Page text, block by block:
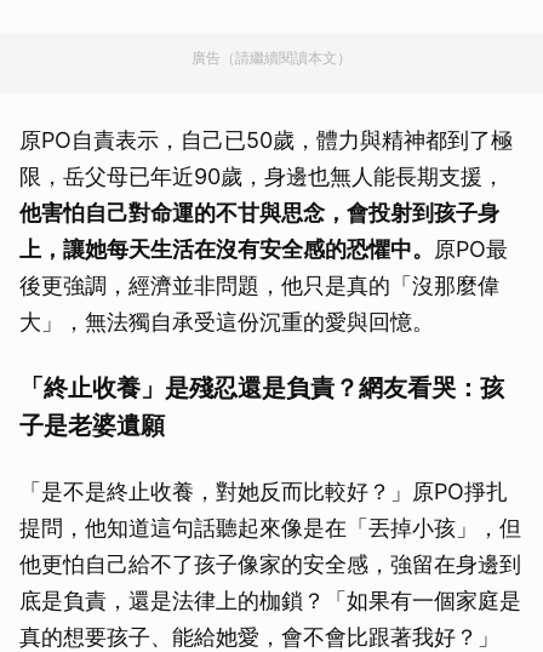
廣告（請繼續閱讀本文）
原PO自責表示，自己已50歲，體力與精神都到了極
限，岳父母已年近90歲，身邊也無人能長期支援，
他害怕自己對命運的不甘與思念，會投射到孩子身
上，讓她每天生活在沒有安全感的恐懼中。 原PO最
後更強調，經濟並非問題，他只是真的「沒那麼偉
大」，無法獨自承受這份沉重的愛與回憶。
「終止收養」是殘忍還是負責？網友看哭：孩
子是老婆遺願
「是不是終止收養，對她反而比較好？」原PO掙扎
提問，他知道這句話聽起來像是在「丟掉小孩」，但
他更怕自己給不了孩子像家的安全感，強留在身邊到
底是負責，還是法律上的枷鎖？「如果有一個家庭是
真的想要孩子、能給她愛，會不會比跟著我好？」